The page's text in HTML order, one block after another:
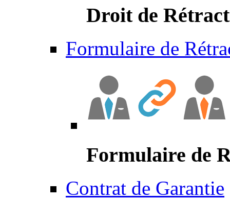
Droit de
Formulaire de
Formulaire de
Contrat de Garantie